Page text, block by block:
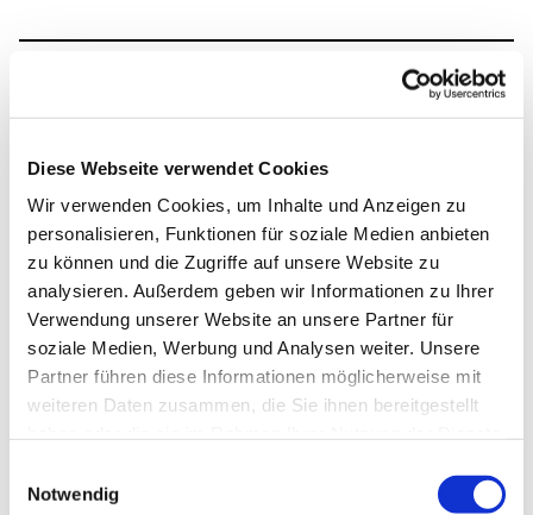
Diese Webseite verwendet Cookies
Wir verwenden Cookies, um Inhalte und Anzeigen zu
personalisieren, Funktionen für soziale Medien anbieten
zu können und die Zugriffe auf unsere Website zu
analysieren. Außerdem geben wir Informationen zu Ihrer
Verwendung unserer Website an unsere Partner für
soziale Medien, Werbung und Analysen weiter. Unsere
Partner führen diese Informationen möglicherweise mit
weiteren Daten zusammen, die Sie ihnen bereitgestellt
Notwendig